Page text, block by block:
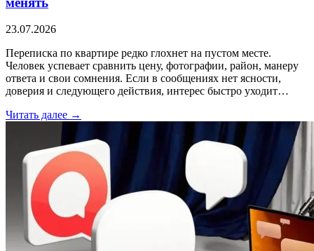
23.07.2026
Переписка по квартире редко глохнет на пустом месте.
Человек успевает сравнить цену, фотографии, район, манеру
ответа и свои сомнения. Если в сообщениях нет ясности,
доверия и следующего действия, интерес быстро уходит…
Читать далее →